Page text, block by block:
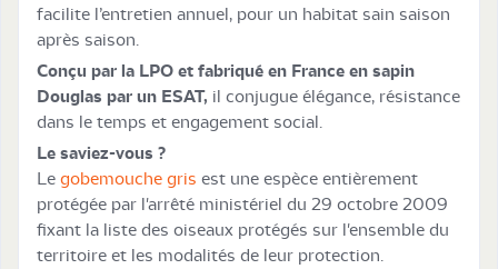
facilite l’entretien annuel, pour un habitat sain saison
après saison.
Conçu par la LPO et fabriqué en France en sapin
Douglas par un ESAT, il conjugue élégance, résistance
dans le temps et engagement social.
Le saviez-vous ?
Le gobemouche gris est une espèce entièrement
protégée par l'arrêté ministériel du 29 octobre 2009
fixant la liste des oiseaux protégés sur l'ensemble du
territoire et les modalités de leur protection.